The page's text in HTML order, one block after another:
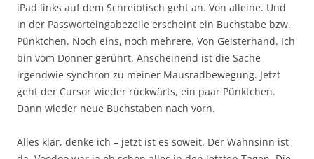
iPad links auf dem Schreibtisch geht an. Von alleine. Und
in der Passworteingabezeile erscheint ein Buchstabe bzw.
Pünktchen. Noch eins, noch mehrere. Von Geisterhand. Ich
bin vom Donner gerührt. Anscheinend ist die Sache
irgendwie synchron zu meiner Mausradbewegung. Jetzt
geht der Cursor wieder rückwärts, ein paar Pünktchen.
Dann wieder neue Buchstaben nach vorn.
Alles klar, denke ich – jetzt ist es soweit. Der Wahnsinn ist